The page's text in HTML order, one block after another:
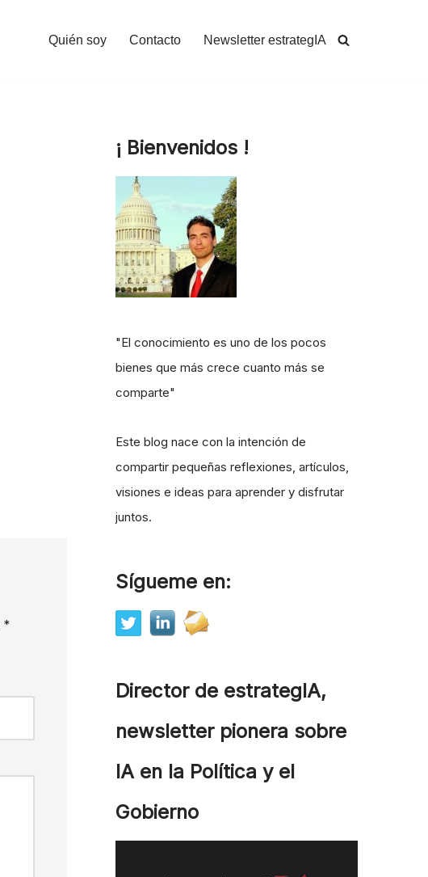
Quién soy Contacto Newsletter estrategIA
*
¡ Bienvenidos !
"El conocimiento es uno de los pocos
bienes que más crece cuanto más se
comparte"
Este blog nace con la intención de
compartir pequeñas reflexiones, artículos,
visiones e ideas para aprender y disfrutar
juntos.
Sígueme en:
Director de estrategIA,
newsletter pionera sobre
IA en la Política y el
Gobierno